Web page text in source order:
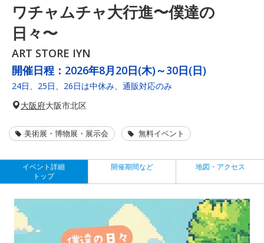
ワチャムチャ大行進〜僕達の
日々〜
ART STORE IYN
開催日程： 2026年8月20日(木)～30日(日)
24日、25日、26日は中休み、通販対応のみ
大阪府大阪市北区
美術展・博物展・展示会 無料イベント
イベント詳細
トップ
開催期間など 地図・アクセス